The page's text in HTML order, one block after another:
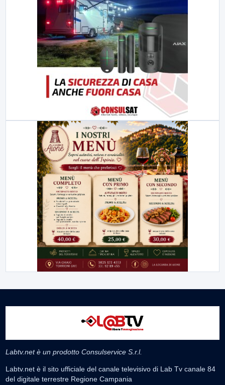
Labtv.net è un prodotto Consulservice S.r.l.
Labtv.net è il sito ufficiale del canale televisivo di Lab Tv canale 84
del digitale terrestre Regione Campania